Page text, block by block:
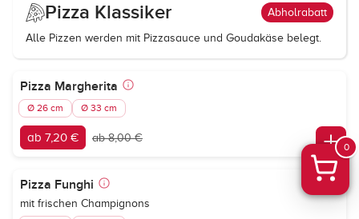
Pizza Klassiker Abholrabatt
Alle Pizzen werden mit Pizzasauce und Goudakäse belegt.
Pizza Margherita
Ø 26 cm Ø 33 cm
ab 7,20 € ab 8,00 €
Pizza Funghi
mit frischen Champignons
0